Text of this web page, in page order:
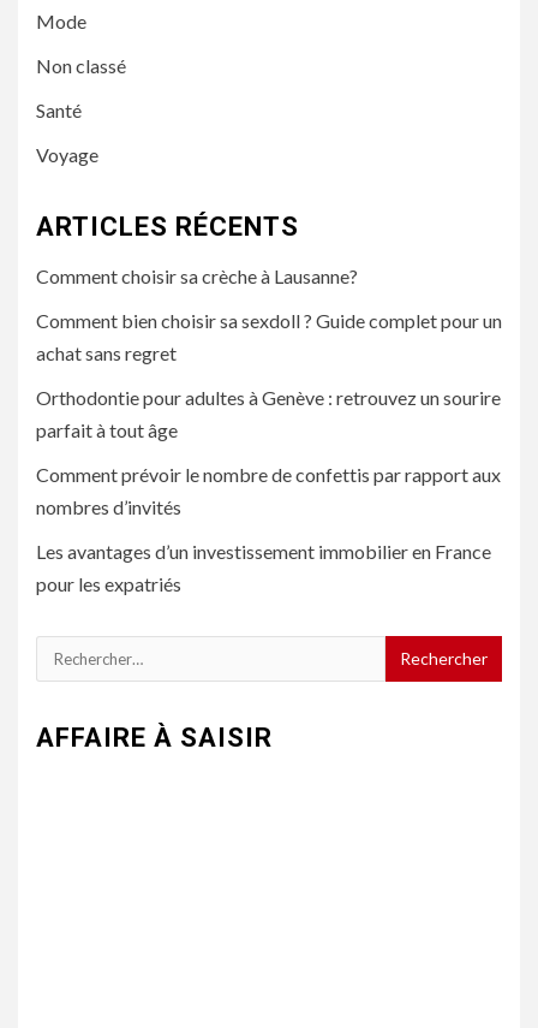
Mode
Non classé
Santé
Voyage
ARTICLES RÉCENTS
Comment choisir sa crèche à Lausanne?
Comment bien choisir sa sexdoll ? Guide complet pour un
achat sans regret
Orthodontie pour adultes à Genève : retrouvez un sourire
parfait à tout âge
Comment prévoir le nombre de confettis par rapport aux
nombres d’invités
Les avantages d’un investissement immobilier en France
pour les expatriés
Rechercher :
AFFAIRE À SAISIR